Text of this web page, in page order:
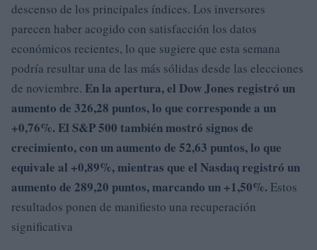
descenso de los principales índices. Los inversores
parecen haber acogido con satisfacción los datos
económicos recientes, lo que sugiere que esta semana
podría resultar una de las más sólidas desde las elecciones
de noviembre. En la apertura, el Dow Jones registró un
aumento de 326,28 puntos, lo que corresponde a un
+0,76%. El S&P 500 también mostró signos de
crecimiento, con un aumento de 52,63 puntos, lo que
equivale al +0,89%, mientras que el Nasdaq registró un
aumento de 289,20 puntos, marcando un +1,50%. Estos
resultados ponen de manifiesto una recuperación
significativa